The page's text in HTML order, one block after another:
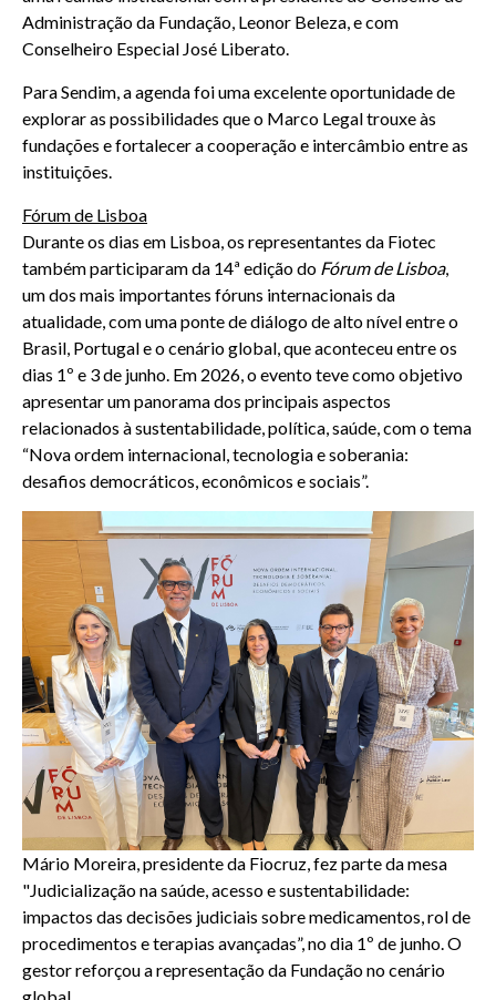
Administração da Fundação, Leonor Beleza, e com
Conselheiro Especial José Liberato.
Para Sendim, a agenda foi uma excelente oportunidade de
explorar as possibilidades que o Marco Legal trouxe às
fundações e fortalecer a cooperação e intercâmbio entre as
instituições.
Fórum de Lisboa
Durante os dias em Lisboa, os representantes da Fiotec
também participaram da 14ª edição do Fórum de Lisboa,
um dos mais importantes fóruns internacionais da
atualidade, com uma ponte de diálogo de alto nível entre o
Brasil, Portugal e o cenário global, que aconteceu entre os
dias 1º e 3 de junho. Em 2026, o evento teve como objetivo
apresentar um panorama dos principais aspectos
relacionados à sustentabilidade, política, saúde, com o tema
“Nova ordem internacional, tecnologia e soberania:
desafios democráticos, econômicos e sociais”.
Mário Moreira, presidente da Fiocruz, fez parte da mesa
"Judicialização na saúde, acesso e sustentabilidade:
impactos das decisões judiciais sobre medicamentos, rol de
procedimentos e terapias avançadas”, no dia 1º de junho. O
gestor reforçou a representação da Fundação no cenário
global.